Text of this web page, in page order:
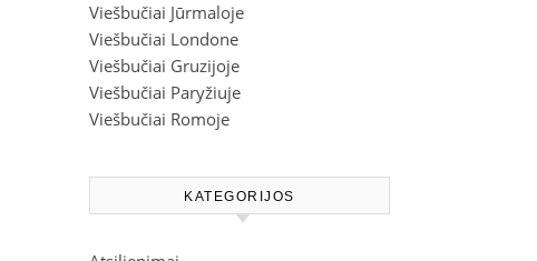
Viešbučiai Jūrmaloje
Viešbučiai Londone
Viešbučiai Gruzijoje
Viešbučiai Paryžiuje
Viešbučiai Romoje
KATEGORIJOS